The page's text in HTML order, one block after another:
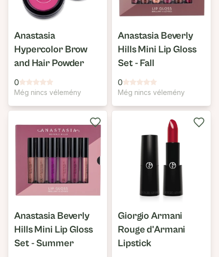
Anastasia
Hypercolor Brow
and Hair Powder
0
Még nincs vélemény
Anastasia Beverly
Hills Mini Lip Gloss
Set - Fall
0
Még nincs vélemény
Anastasia Beverly
Hills Mini Lip Gloss
Set - Summer
Giorgio Armani
Rouge d'Armani
Lipstick